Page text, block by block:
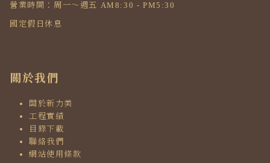
營業時間：周一～週五 AM8:30 - PM5:30
國定假日休息
關於我們
關於新力美
工程實績
目錄下載
聯絡我們
網站使用條款